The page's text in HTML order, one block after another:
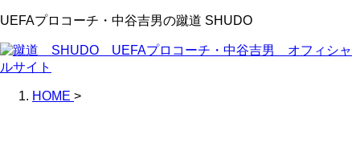
UEFAプロコーチ・中谷吉男の蹴道 SHUDO
HOME >